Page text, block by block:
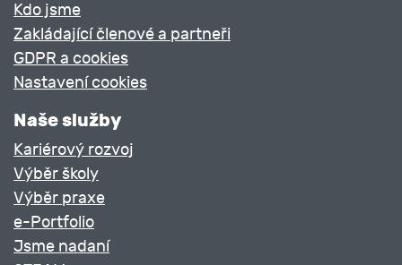
Kdo jsme
Zakládající členové a partneři
GDPR a cookies
Nastavení cookies
Naše služby
Kariérový rozvoj
Výběr školy
Výběr praxe
e-Portfolio
Jsme nadaní